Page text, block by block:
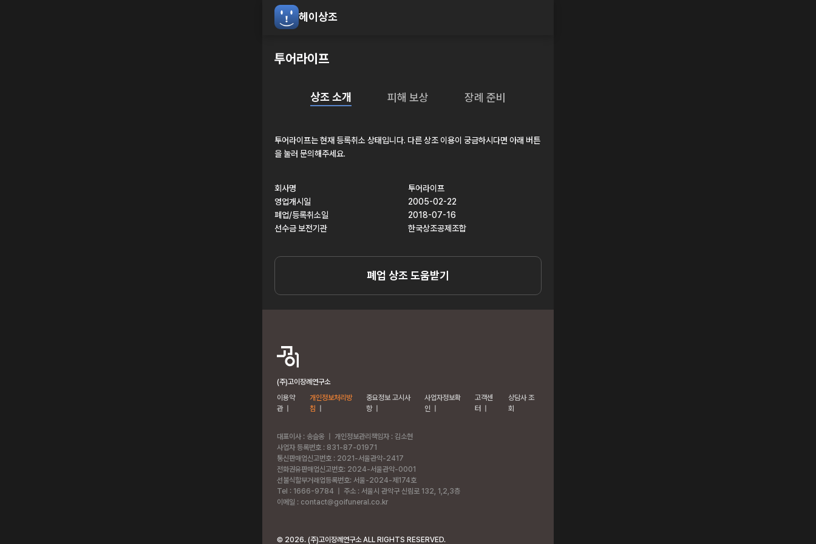
헤이상조
투어라이프
상조 소개 피해 보상 장례 준비
투어라이프는 현재 등록취소 상태입니다. 다른 상조 이용이 궁금하시다면 아래 버튼
을 눌러 문의해주세요.
회사명
투어라이프
영업개시일
2005-02-22
폐업/등록취소일
2018-07-16
선수금 보전기관
한국상조공제조합
폐업 상조 도움받기
(주)고이장례연구소
이용약
관
개인정보처리방
침
중요정보 고시사
항
사업자정보확
인
고객센
터
상담사 조
회
대표이사 : 송슬옹
개인정보관리책임자 : 김소현
사업자 등록번호 : 831-87-01971
통신판매업신고번호 : 2021-서울관악-2417
전화권유판매업신고번호: 2024-서울관악-0001
선불식할부거래업등록번호: 서울-2024-제174호
Tel : 1666-9784
주소 : 서울시 관악구 신림로 132, 1,2,3층
이메일 : contact@goifuneral.co.kr
© 2026. (주)고이장례연구소 ALL RIGHTS RESERVED.